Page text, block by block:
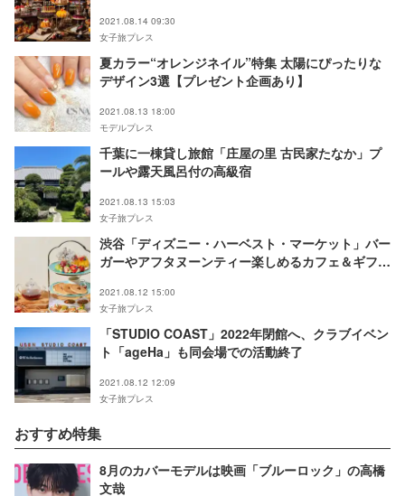
2021.08.14 09:30
女子旅プレス
夏カラー“オレンジネイル”特集 太陽にぴったりな
デザイン3選【プレゼント企画あり】
2021.08.13 18:00
モデルプレス
千葉に一棟貸し旅館「庄屋の里 古民家たなか」プ
ールや露天風呂付の高級宿
2021.08.13 15:03
女子旅プレス
渋谷「ディズニー・ハーベスト・マーケット」バー
ガーやアフタヌーンティー楽しめるカフェ＆ギフト
2021.08.12 15:00
女子旅プレス
「STUDIO COAST」2022年閉館へ、クラブイベン
ト「ageHa」も同会場での活動終了
2021.08.12 12:09
女子旅プレス
おすすめ特集
8月のカバーモデルは映画「ブルーロック」の高橋
文哉